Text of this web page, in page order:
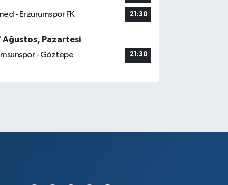
- Erzurumspor FK 21:30
Ağustos, Pazartesi
- Göztepe
21:30